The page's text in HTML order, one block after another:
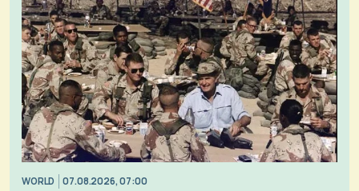
WORLD 07.08.2026, 07:00